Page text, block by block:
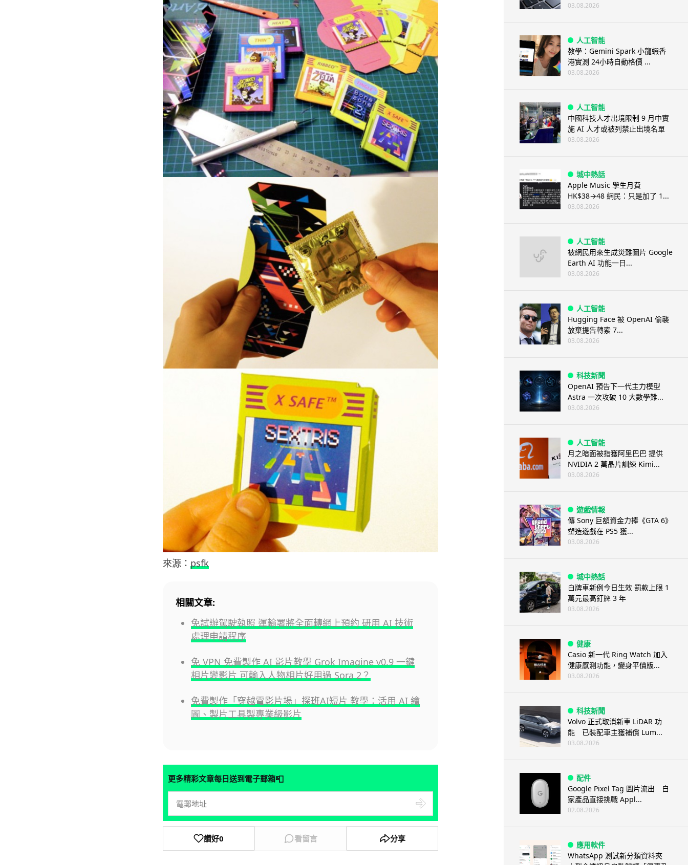
來源： psfk
相關文章:
免試辦駕駛執照 運輸署將全面轉網上預約 研用 AI 技術
處理申請程序
免 VPN 免費製作 AI 影片教學 Grok Imagine v0.9 一鍵
相片變影片 可輸入人物相片好用過 Sora 2？
免費製作「穿越電影片場」探班AI短片 教學：活用 AI 繪
圖、製片工具製專業級影片
更多精彩文章每日送到電子郵箱📮
讚好0 看留言 分享
03.08.2026
人工智能
教學：Gemini Spark 小龍蝦香
港實測 24小時自動格價 ...
03.08.2026
人工智能
中國科技人才出境限制 9 月中實
施 AI 人才或被列禁止出境名單
03.08.2026
城中熱話
Apple Music 學生月費
HK$38→48 網民：只是加了 1...
03.08.2026
人工智能
被網民用來生成災難圖片 Google
Earth AI 功能一日...
03.08.2026
人工智能
Hugging Face 被 OpenAI 偷襲
放棄提告轉索 7...
03.08.2026
科技新聞
OpenAI 預告下一代主力模型
Astra 一次攻破 10 大數學難...
03.08.2026
人工智能
月之暗面被指獲阿里巴巴 提供
NVIDIA 2 萬晶片訓練 Kimi...
03.08.2026
遊戲情報
傳 Sony 巨額資金力捧《GTA 6》
塑造遊戲在 PS5 獲...
03.08.2026
城中熱話
白牌車新例今日生效 罰款上限 1
萬元最高釘牌 3 年
03.08.2026
健康
Casio 新一代 Ring Watch 加入
健康感測功能，變身平價版...
03.08.2026
科技新聞
Volvo 正式取消新車 LiDAR 功
能 已裝配車主獲補償 Lum...
03.08.2026
配件
Google Pixel Tag 圖片流出 自
家產品直接挑戰 Appl...
02.08.2026
應用軟件
WhatsApp 測試新分類資料夾